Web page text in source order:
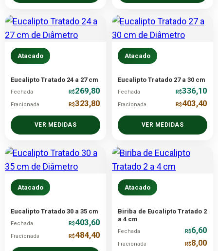
Atacado
Eucalipto Tratado 24 a 27 cm
Fechada R$269,80
Fracionada R$323,80
VER MEDIDAS
Atacado
Eucalipto Tratado 27 a 30 cm
Fechada R$336,10
Fracionada R$403,40
VER MEDIDAS
Atacado
Eucalipto Tratado 30 a 35 cm
Fechada R$403,60
Fracionada R$484,40
Atacado
Biriba de Eucalipto Tratado 2
a 4 cm
Fechada R$6,60
Fracionada R$8,00